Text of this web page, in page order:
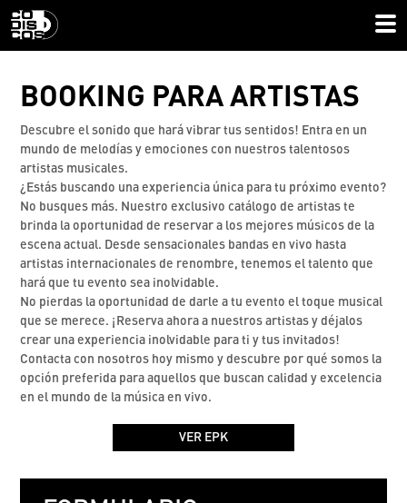
BOOKING PARAARTISTAS
Descubre el sonido que hará vibrar tus sentidos! Entra en un
mundo de melodías y emociones con nuestros talentosos
artistas musicales.
¿Estás buscando una experiencia única para tu próximo evento?
No busques más. Nuestro exclusivo catálogo de artistas te
brinda la oportunidad de reservar a los mejores músicos de la
escena actual. Desde sensacionales bandas en vivo hasta
artistas internacionales de renombre, tenemos el talento que
hará que tu evento sea inolvidable.
No pierdas la oportunidad de darle a tu evento el toque musical
que se merece. ¡Reserva ahora a nuestros artistas y déjalos
crear una experiencia inolvidable para ti y tus invitados!
Contacta con nosotros hoy mismo y descubre por qué somos la
opción preferida para aquellos que buscan calidad y excelencia
en el mundo de la música en vivo.
VER EPK